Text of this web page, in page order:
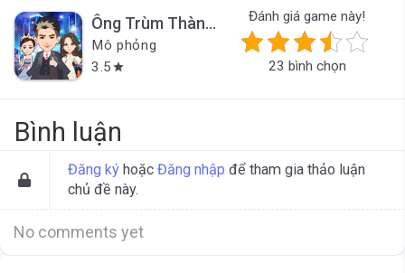
Ông Trùm Thành Phố
Mô phỏng
3.5 star
Đánh giá game này!
23 bình chọn
Bình luận
Đăng ký hoặc Đăng nhập để tham gia thảo luận
chủ đề này.
No comments yet